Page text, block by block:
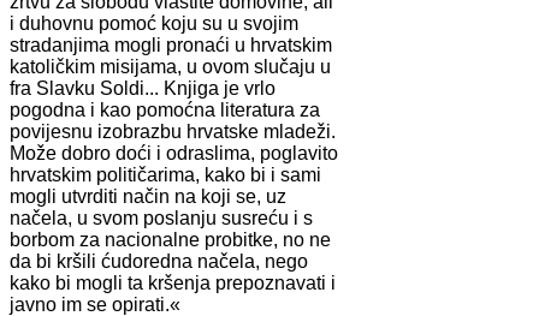
i duhovnu pomoć koju su u svojim
stradanjima mogli pronaći u hrvatskim
katoličkim misijama, u ovom slučaju u
fra Slavku Soldi... Knjiga je vrlo
pogodna i kao pomoćna literatura za
povijesnu izobrazbu hrvatske mladeži.
Može dobro doći i odraslima, poglavito
hrvatskim političarima, kako bi i sami
mogli utvrditi način na koji se, uz
načela, u svom poslanju susreću i s
borbom za nacionalne probitke, no ne
da bi kršili ćudoredna načela, nego
kako bi mogli ta kršenja prepoznavati i
javno im se opirati.«